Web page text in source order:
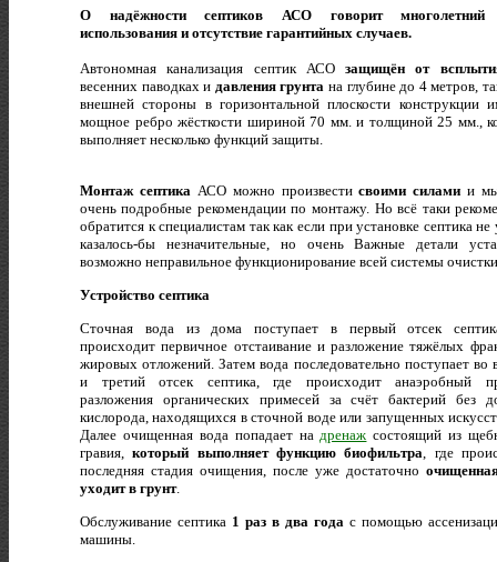
О надёжности септиков АСО говорит многолетний
использования и отсутствие гарантийных случаев.
Автономная канализация септик АСОзащищён от
весенних паводках и давления грунта на глубине до 4 метров,
внешней стороны в горизонтальной плоскости конструкции
мощное ребро жёсткости шириной 70 мм. и толщиной 25 мм.,
выполняет несколько функций защиты.
Монтаж септика АСО можно произвестисвоими силами и
очень подробные рекомендации по монтажу. Но всё таки
обратится к специалистам так как если при установке септика не
казалось-бы незначительные, но очень Важные детали
возможно неправильное функционирование всей системы
Устройство септика
Сточная вода из дома поступает в первый отсек
происходит первичное отстаивание и разложение тяжёлых
жировых отложений. Затем вода последовательно поступает во
и третий отсек септика, где происходит анаэробный
разложения органических примесей за счёт бактерий без
кислорода, находящихся в сточной воде или запущенных
Далее очищенная вода попадает на дренаж состоящий из
гравия,который выполняет функцию биофильтра , где
последняя стадия очищения, после уже достаточно
уходит в грунт.
Обслуживание септика 1 раз в два года с помощью
машины.